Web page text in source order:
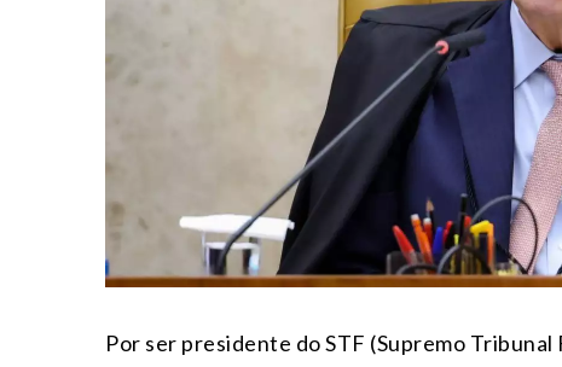
Por ser presidente do STF (Supremo